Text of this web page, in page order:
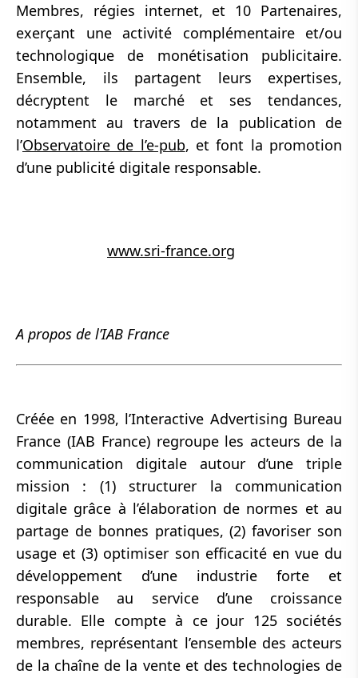
Membres, régies internet, et 10 Partenaires,
exerçant une activité complémentaire et/ou
technologique de monétisation publicitaire.
Ensemble, ils partagent leurs expertises,
décryptent le marché et ses tendances,
notamment au travers de la publication de
l’Observatoire de l’e-pub, et font la promotion
d’une publicité digitale responsable.
www.sri-france.org
A propos de l’IAB France
Créée en 1998, l’Interactive Advertising Bureau
France (IAB France) regroupe les acteurs de la
communication digitale autour d’une triple
mission : (1) structurer la communication
digitale grâce à l’élaboration de normes et au
partage de bonnes pratiques, (2) favoriser son
usage et (3) optimiser son efficacité en vue du
développement d’une industrie forte et
responsable au service d’une croissance
durable. Elle compte à ce jour 125 sociétés
membres, représentant l’ensemble des acteurs
de la chaîne de la vente et des technologies de